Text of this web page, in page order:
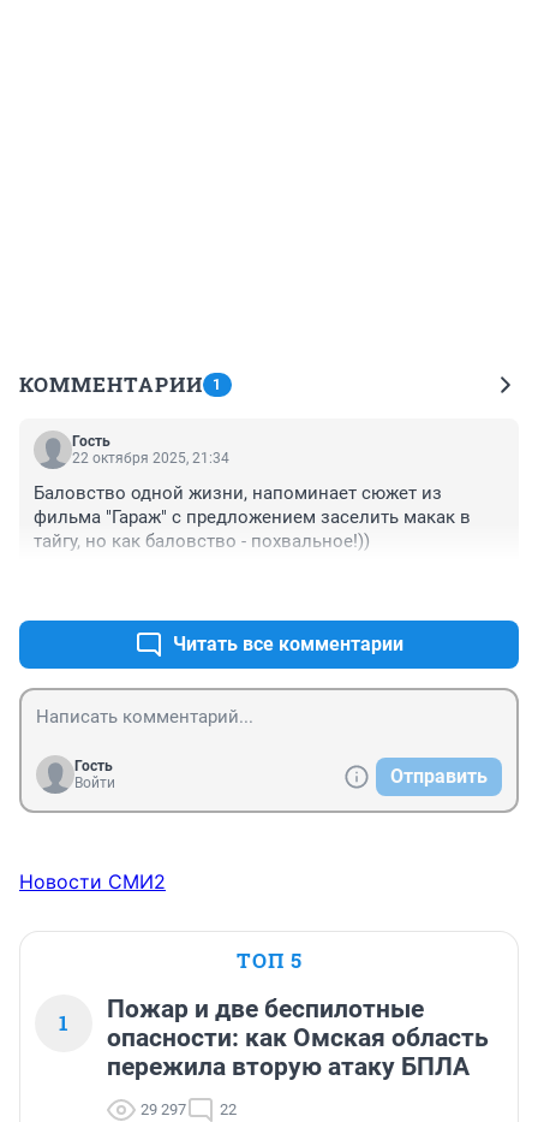
КОММЕНТАРИИ 1
Гость
22 октября 2025, 21:34
Баловство одной жизни, напоминает сюжет из
фильма "Гараж" с предложением заселить макак в
тайгу, но как баловство - похвальное!))
Читать все комментарии
Гость
Войти
Отправить
Новости СМИ2
ТОП 5
1
Пожар и две беспилотные
опасности: как Омская область
пережила вторую атаку БПЛА
29 297 22